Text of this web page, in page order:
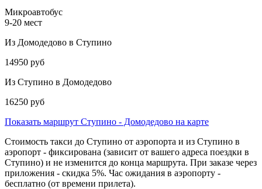
Микроавтобус
9-20 мест
Из Домодедово в Ступино
14950 руб
Из Ступино в Домодедово
16250 руб
Показать маршрут Ступино - Домодедово на карте
Стоимость такси до Ступино от аэропорта и из Ступино в
аэропорт - фиксирована (зависит от вашего адреса поездки в
Ступино) и не изменится до конца маршрута. При заказе через
приложения - скидка 5%. Час ожидания в аэропорту -
бесплатно (от времени прилета).